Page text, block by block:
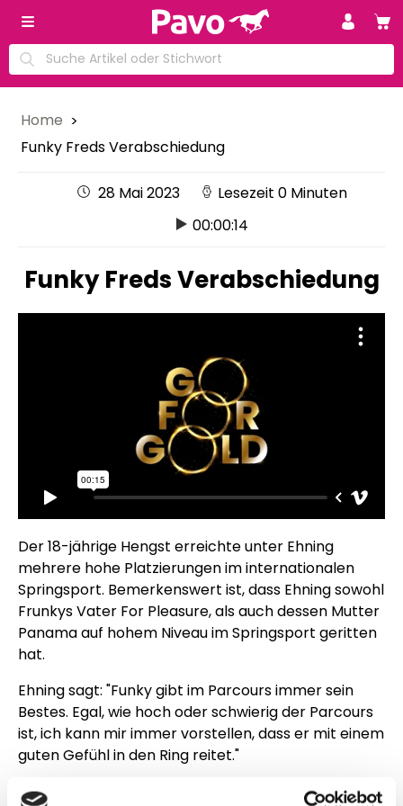
Home
Funky Freds Verabschiedung
28 Mai 2023
Lesezeit 0 Minuten
00:00:14
Funky Freds Verabschiedung
Der 18-jährige Hengst erreichte unter Ehning
mehrere hohe Platzierungen im internationalen
Springsport. Bemerkenswert ist, dass Ehning sowohl
Frunkys Vater For Pleasure, als auch dessen Mutter
Panama auf hohem Niveau im Springsport geritten
hat.
Ehning sagt: "Funky gibt im Parcours immer sein
Bestes. Egal, wie hoch oder schwierig der Parcours
ist, ich kann mir immer vorstellen, dass er mit einem
guten Gefühl in den Ring reitet."
Auch Pferdepflegerin Mel schwärmt über den